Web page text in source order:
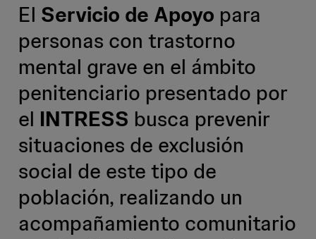
El Servicio de Apoyo para
personas con trastorno
mental grave en el ámbito
penitenciario presentado por
el INTRESS busca prevenir
situaciones de exclusión
social de este tipo de
población, realizando un
acompañamiento comunitario